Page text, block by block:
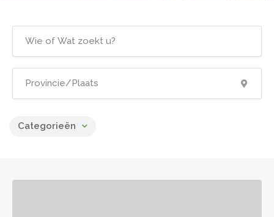
Categorieën